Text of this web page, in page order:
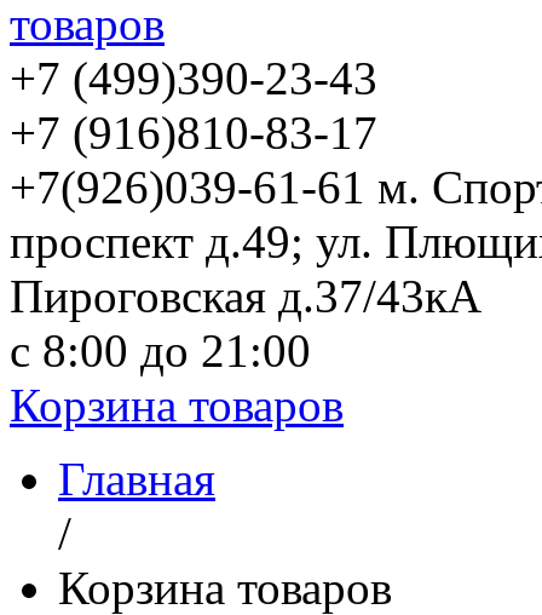
+7 (499)390-23-43
+7 (916)810-83-17
+7(926)039-61-61 м.
проспект д.49; ул.
Пироговская д.37/43кА
с 8:00 до 21:00
Корзина товаров
Главная
/
Корзина товаров